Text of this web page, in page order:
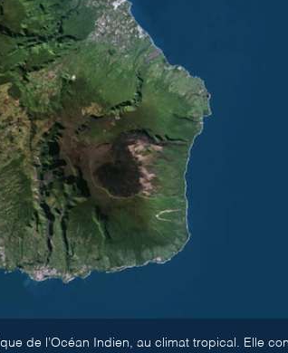
de l’Océan Indien, au climat tropical. Elle